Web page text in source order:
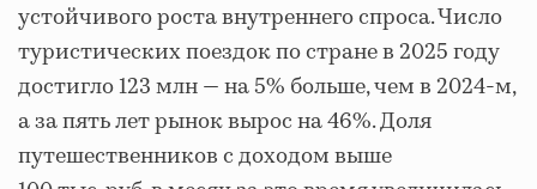
устойчивого роста внутреннего спроса. Число
туристических поездок по стране в 2025 году
достигло 123 млн — на 5% больше, чем в 2024-м,
а за пять лет рынок вырос на 46%. Доля
путешественников с доходом выше